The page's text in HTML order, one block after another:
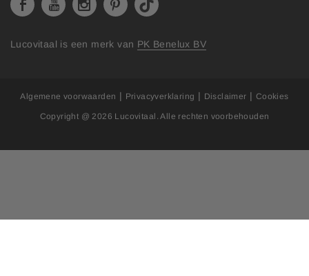
Lucovitaal is een merk van PK Benelux BV
Copyright @ 2026 Lucovitaal . Alle rechten voorbehouden
Algemene voorwaarden | Privacyverklaring | Disclaimer | Cookies